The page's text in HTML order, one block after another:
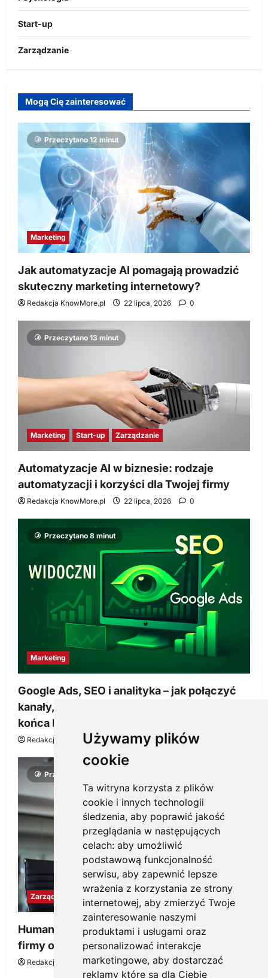
Używamy plików
cookie
Ta witryna korzysta z plików
cookie i innych technologii
śledzenia, aby poprawić jakość
przeglądania w następujących
celach: aby umożliwić
podstawową funkcjonalność
serwisu, aby zapewnić lepsze
wrażenia z korzystania ze strony
internetowej, aby zmierzyć Twoje
zainteresowanie naszymi
produktami i usługami oraz
personalizować interakcje
marketingowe, aby dostarczać
reklamy które są dla Ciebie
Start-up
Zarządzanie
Mogą Cię zainteresować
Przeczytano 12 minut
Marketing
Jak automatyzacje AI pomagają prowadzić
skuteczny marketing internetowy?
Redakcja KnowMore.pl 22 lipca, 2026 0
Przeczytano 13 minut
Marketing Start-up Zarządzanie
Automatyzacje AI w biznesie: rodzaje
automatyzacji i korzyści dla Twojej firmy
Redakcja KnowMore.pl 22 lipca, 2026 0
Przeczytano 8 minut
Marketing
Google Ads, SEO i analityka – jak połączyć
kanały, żeby reklama pracowała dłużej niż do
końca budżetu
Redakcja KnowMore.pl 20 marca, 2026 0
Przeczytano 4 minut
Zarządzanie
Human to Human (H2H) – jak tworzyć kulturę
firmy opartą na autentycznych relacjach?
Redakcja KnowMore.pl 5 marca, 2026 0